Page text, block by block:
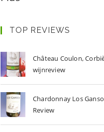
TOP REVIEWS
Château Coulon,
wijnreview
Chardonnay Los
Review